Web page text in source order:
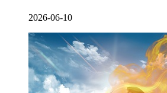
2026-06-10